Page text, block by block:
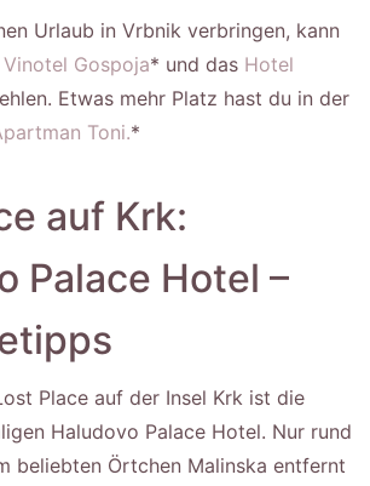
Urlaub in Vrbnik verbringen, kann
Gospoja* und das Hotel
Etwas mehr Platz hast du in der
Toni.*
auf Krk:
Palace Hotel –
Place auf der Insel Krk ist die
Haludovo Palace Hotel. Nur rund
beliebten Örtchen Malinska entfernt